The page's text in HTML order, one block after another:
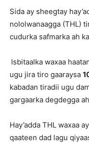
Sida ay sheegtay
nololwanaagga (THL)
cudurka safmarka ah
Isbitaalka waxaa
ugu jira tiro gaaraysa
kabadan tiradii ugu
gargaarka degdegga
Hay’adda THL waxaa
qaateen dad lagu